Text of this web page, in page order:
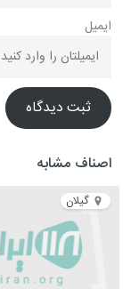
ایمیل
ثبت دیدگاه
اصناف مشابه
گیلان